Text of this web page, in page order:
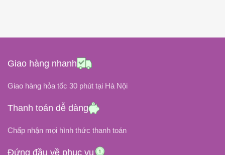
ĐIỆN ÁP 11.1Volt
DUNG LƯỢNG PIN
ĐIỆN ÁP
Giao hàng nhanh
Giao hàng hỏa tốc 30 phút tại Hà Nội
Thanh toán dễ dàng
Chấp nhận mọi hình thức thanh toán
Đứng đầu về phục vụ